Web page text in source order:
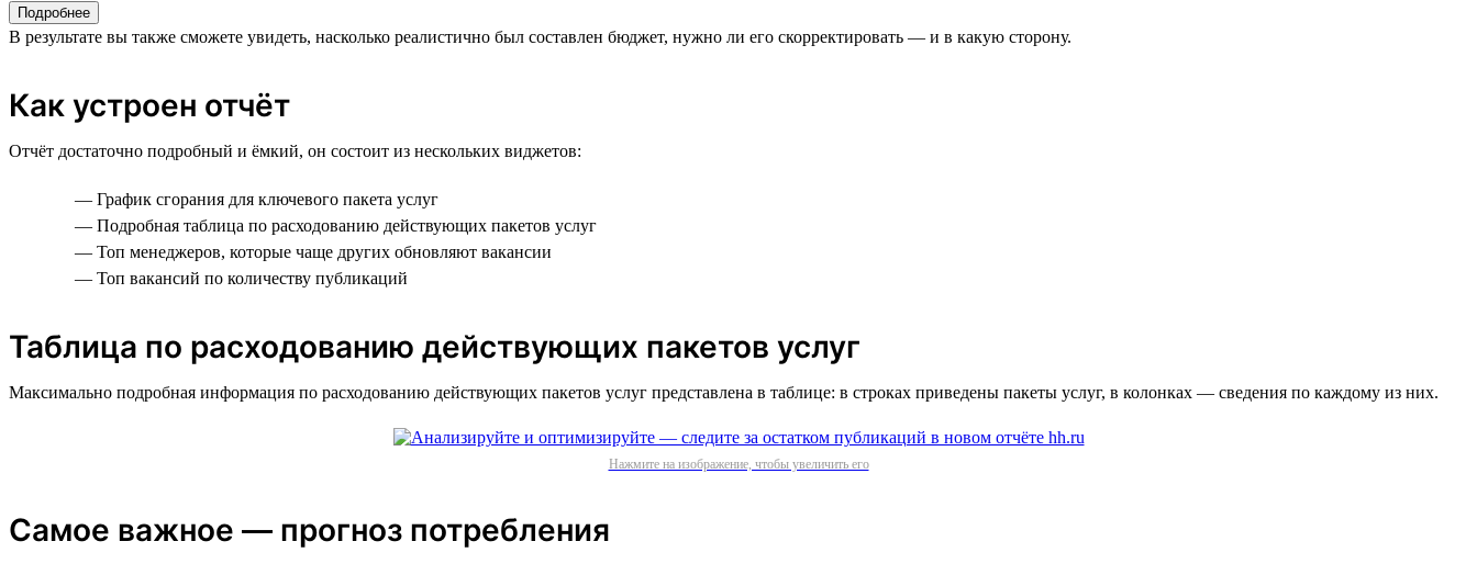
Подробнее
В результате вы также сможете увидеть, насколько реалистично был составлен бюджет, нужно ли его скорректировать — и в какую сторону.
Как устроен отчёт
Отчёт достаточно подробный и ёмкий, он состоит из нескольких виджетов:
— График сгорания для ключевого пакета услуг
— Подробная таблица по расходованию действующих пакетов услуг
— Топ менеджеров, которые чаще других обновляют вакансии
— Топ вакансий по количеству публикаций
Таблица по расходованию действующих пакетов услуг
Максимально подробная информация по расходованию действующих пакетов услуг представлена в таблице: в строках приведены пакеты услуг, в колонках — сведения по каждому из них.
Нажмите на изображение, чтобы увеличить его
Самое важное — прогноз потребления